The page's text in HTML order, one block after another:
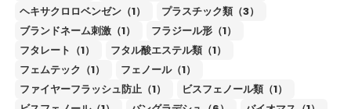
ヘキサクロロベンゼン（1）
プラスチック類（3）
ブランドネーム刺激（1）
フラジール形（1）
フタレート（1）
フタル酸エステル類（1）
フェムテック（1）
フェノール（1）
ファイヤーフラッシュ防止（1）
ビスフェノール類（1）